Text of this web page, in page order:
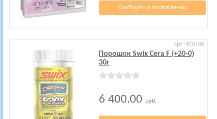
Сообщить о поступлении
арт.: FC010X
Порошок Swix Cera F (+20-0)
30г
6 400.00 руб.